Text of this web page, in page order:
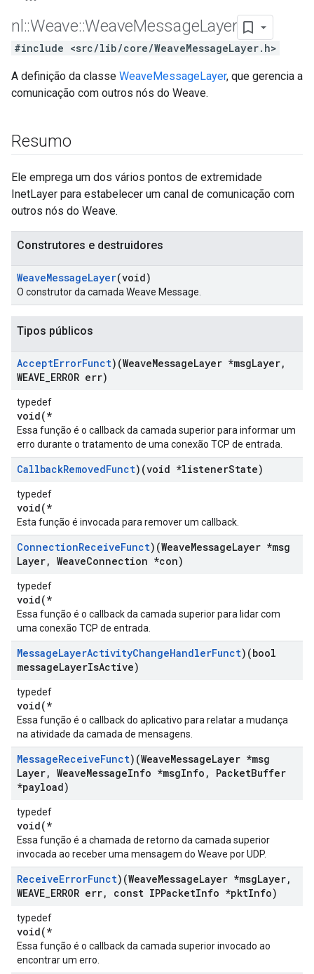
nl ::Weave::WeaveMessageLayer
#include <src/lib/core/WeaveMessageLayer.h>
A definição da classe WeaveMessageLayer, que gerencia a
comunicação com outros nós do Weave.
Resumo
Ele emprega um dos vários pontos de extremidade
InetLayer para estabelecer um canal de comunicação com
outros nós do Weave.
Construtores e destruidores
WeaveMessageLayer(void)
O construtor da camada Weave Message.
Tipos públicos
AcceptErrorFunct)(WeaveMessageLayer *msgLayer,
WEAVE ERROR err)
typedef
void(*
Essa função é o callback da camada superior para informar um
erro durante o tratamento de uma conexão TCP de entrada.
CallbackRemovedFunct)(void *listenerState)
typedef
void(*
Esta função é invocada para remover um callback.
ConnectionReceiveFunct)(WeaveMessageLayer *msg
Layer, WeaveConnection *con)
typedef
void(*
Essa função é o callback da camada superior para lidar com
uma conexão TCP de entrada.
MessageLayerActivityChangeHandlerFunct)(bool
messageLayerIsActive)
typedef
void(*
Essa função é o callback do aplicativo para relatar a mudança
na atividade da camada de mensagens.
MessageReceiveFunct)(WeaveMessageLayer *msg
Layer, WeaveMessageInfo *msgInfo , PacketBuffer
*payload)
typedef
void(*
Essa função é a chamada de retorno da camada superior
invocada ao receber uma mensagem do Weave por UDP.
ReceiveErrorFunct)(WeaveMessageLayer *msgLayer,
WEAVE ERROR err, const IPPacketInfo *pktInfo)
typedef
void(*
Essa função é o callback da camada superior invocado ao
encontrar um erro.